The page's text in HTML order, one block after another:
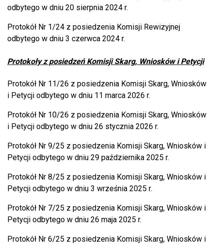
odbytego w dniu 20 sierpnia 2024 r.
Protokół Nr 1/24 z posiedzenia Komisji Rewizyjnej
odbytego w dniu 3 czerwca 2024 r.
Protokoły z posiedzeń Komisji Skarg, Wniosków i Petycji
Protokół Nr 11/26 z posiedzenia Komisji Skarg, Wniosków
i Petycji odbytego w dniu 11 marca 2026 r.
Protokół Nr 10/26 z posiedzenia Komisji Skarg, Wniosków
i Petycji odbytego w dniu 26 stycznia 2026 r.
Protokół Nr 9/25 z posiedzenia Komisji Skarg, Wniosków i
Petycji odbytego w dniu 29 października 2025 r.
Protokół Nr 8/25 z posiedzenia Komisji Skarg, Wniosków i
Petycji odbytego w dniu 3 września 2025 r.
Protokół Nr 7/25 z posiedzenia Komisji Skarg, Wniosków i
Petycji odbytego w dniu 26 maja 2025 r.
Protokół Nr 6/25 z posiedzenia Komisji Skarg, Wniosków i